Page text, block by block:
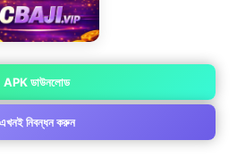
APK ডাউনলোড
এখনই নিবন্ধন করুন